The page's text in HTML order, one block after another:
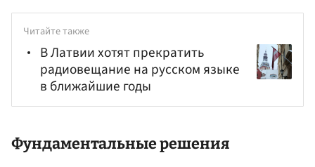
Читайте также
В Латвии хотят прекратить
радиовещание на русском языке
в ближайшие годы
Фундаментальные решения